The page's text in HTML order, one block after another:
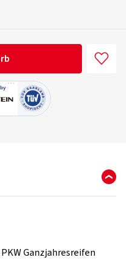
PKW Ganzjahresreifen